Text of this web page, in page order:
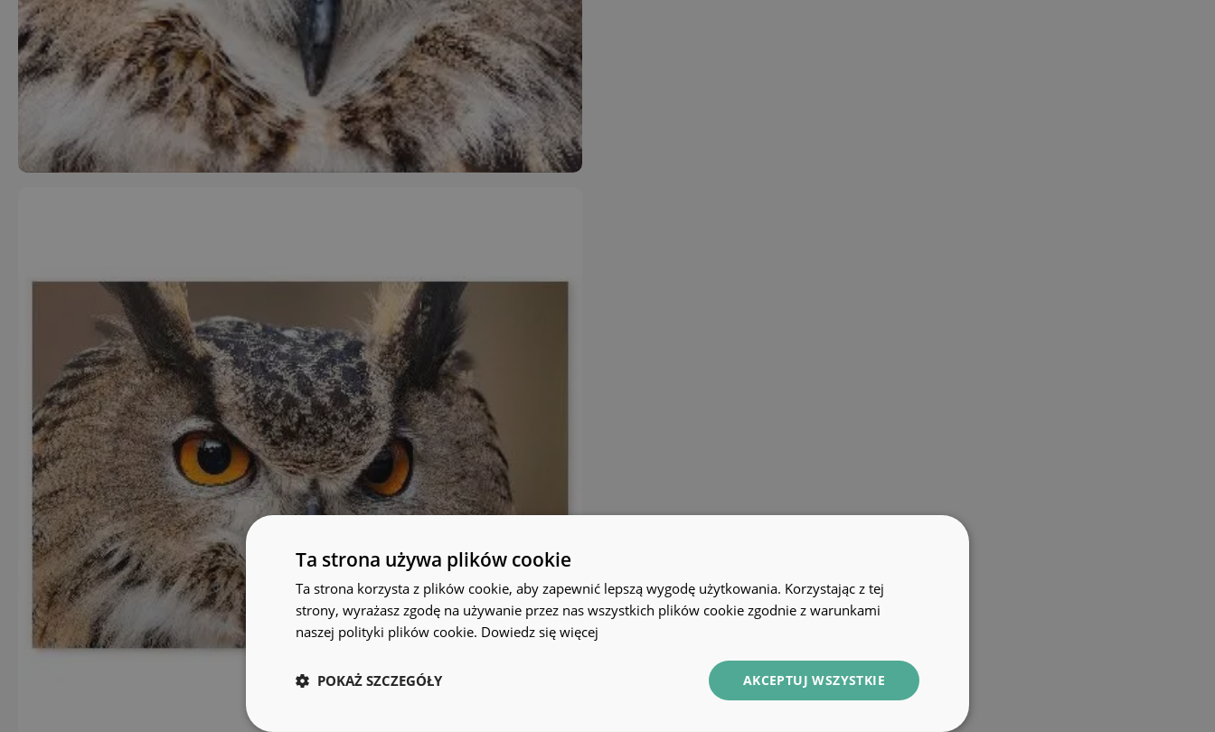
Ta strona używa plików cookie
Ta strona korzysta z plików cookie, aby zapewnić lepszą wygodę użytkowania. Korzystając z tej
strony, wyrażasz zgodę na używanie przez nas wszystkich plików cookie zgodnie z warunkami
naszej polityki plików cookie. Dowiedz się więcej
AKCEPTUJ WSZYSTKIE
POKAŻ SZCZEGÓŁY